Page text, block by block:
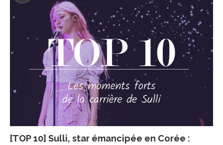
[TOP 10] Sulli, star émancipée en Corée :